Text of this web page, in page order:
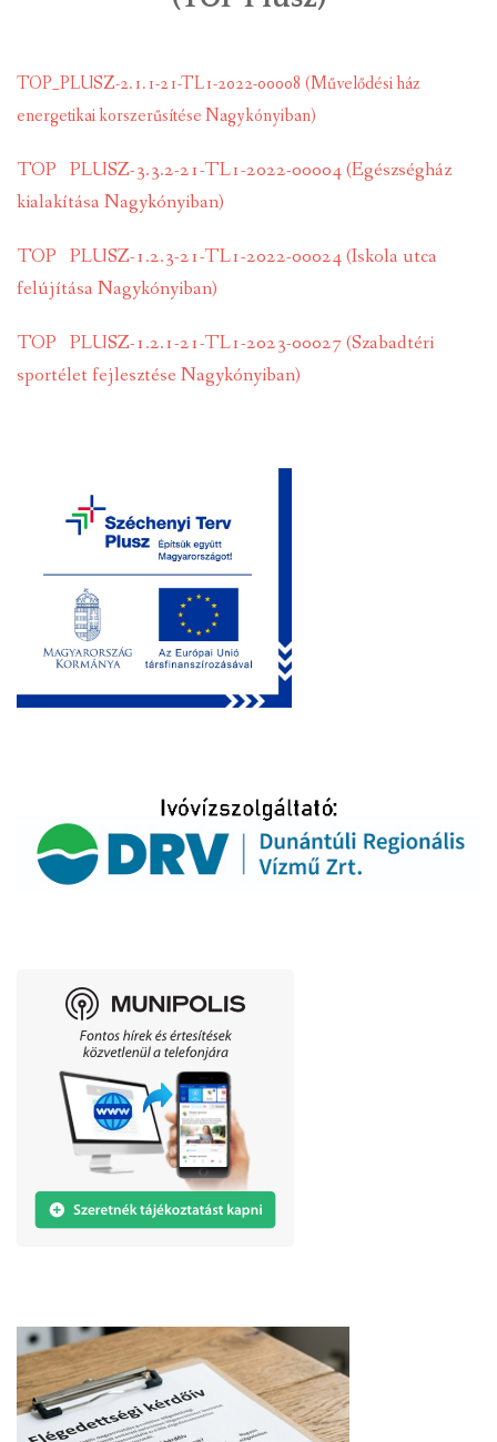
KAPCSOLAT
LETÖLTHETŐ NYOMTATVÁNYOK
ÉV
VAGYONNYILATKOZATA – 2026. ÉV
TOP_PLUSZ-2.1.1-21-TL1-2022-00008 (Művelődési ház
energetikai korszerűsítése Nagykónyiban)
TOP PLUSZ-3.3.2-21-TL1-2022-00004 (Egészségház
kialakítása Nagykónyiban)
TOP PLUSZ-1.2.3-21-TL1-2022-00024 (Iskola utca
felújítása Nagykónyiban)
TOP PLUSZ-1.2.1-21-TL1-2023-00027 (Szabadtéri
sportélet fejlesztése Nagykónyiban)